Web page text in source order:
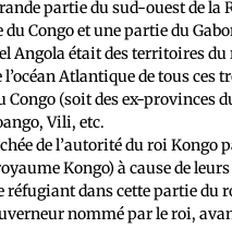
partie du sud-ouest de la
Congo et une partie du
Angola était des territoires
Atlantique de tous ces
(soit des ex-provinces
Vili, etc.
de l’autorité du roi
Kongo) à cause de
réfugiant dans cette partie du
nommé par le roi,